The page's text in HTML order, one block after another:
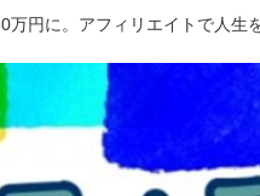
円に。アフィリエイトで人生